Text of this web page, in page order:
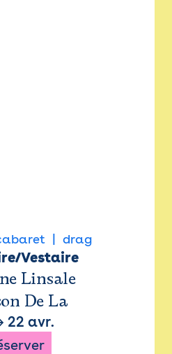
drag
Vestaire
Linsale
De La
22 avr.